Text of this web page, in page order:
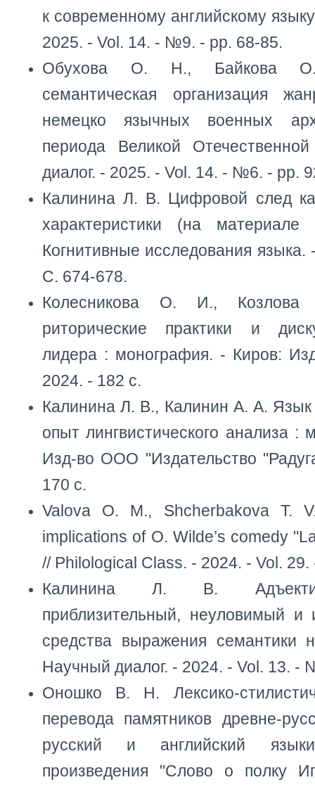
к современному английскому
2025. - Vol. 14. - №9. - pp. 68-85.
Обухова О. Н., Байкова О.
семантическая организация
немецко язычных военных
периода Великой
диалог. - 2025. - Vol. 14. - №6. - pp.
Калинина Л. В. Цифровой след
характеристики (на
Когнитивные исследования
С. 674-678.
Колесникова О. И.,
риторические практики и
лидера : монография. - Киров:
2024. - 182 с.
Калинина Л. В., Калинин А. А.
опыт лингвистического анализа :
Изд-во ООО "Издательство
170 с.
Valova O. M., Shcherbakova T.
implications of O. Wilde’s comedy
// Philological Class. - 2024. - Vol.
Калинина Л. В.
приблизительный, неуловимый и
средства выражения семантики
Научный диалог. - 2024. - Vol. 13. -
Оношко В. Н. Лексико-
перевода памятников древне-
русский и английский
произведения "Слово о полку